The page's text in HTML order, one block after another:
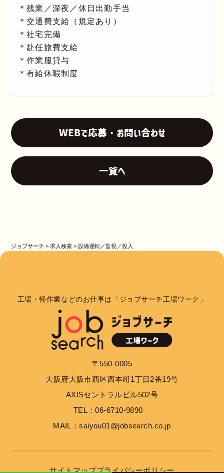
＊残業／深夜／休日出勤手当
＊交通費支給（規定あり）
＊社宅完備
＊赴任旅費支給
＊作業服貸与
＊有給休暇制度
WEBで応募・お問い合わせ
一覧へ
ジョブサーチ >求人検索 >設備運転／監視／投入
工場・軽作業などのお仕事は「ジョブサーチ工場ワーク」
〒550-0005
大阪府大阪市西区西本町1丁目2番19号
AXISセントラルビル502号
TEL：06-6710-9890
MAIL：saiyou01@jobsearch.co.jp
サイトマッププライバシーポリシー